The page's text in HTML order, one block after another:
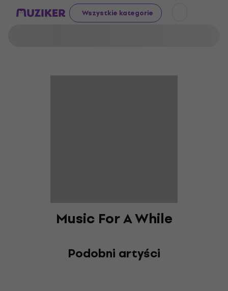
Wszystkie kategorie
Music For A While
Podobni artyści